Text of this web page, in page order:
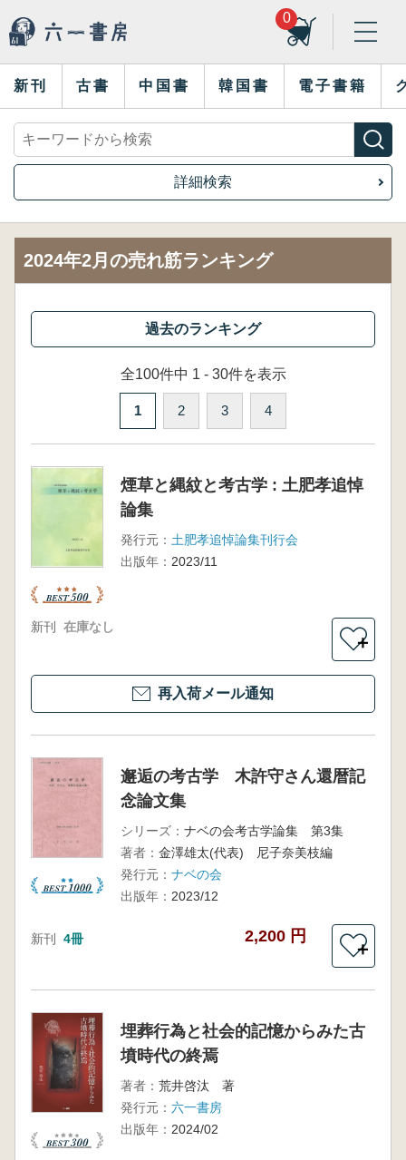
0
新刊 古書 中国書 韓国書 電子書籍
詳細検索
2024年2月の売れ筋ランキング
全100件中 1 - 30件を表示
1 2 3 4
煙草と縄紋と考古学 : 土肥孝追悼
論集
発行元： 土肥孝追悼論集刊行会
出版年： 2023/11
新刊 在庫なし
＋
再入荷メール通知
邂逅の考古学 木許守さん還暦記
念論文集
シリーズ： ナベの会考古学論集 第3集
著者： 金澤雄太(代表) 尼子奈美枝編
発行元： ナベの会
出版年： 2023/12
新刊 4冊 2,200 円
＋
埋葬行為と社会的記憶からみた古
墳時代の終焉
著者： 荒井啓汰 著
発行元： 六一書房
出版年： 2024/02